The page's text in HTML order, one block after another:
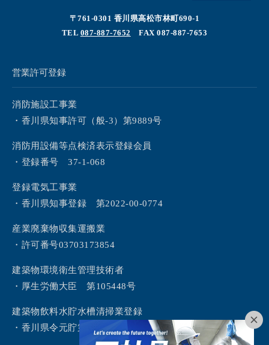
〒761-0301 香川県高松市林町690-1
TEL 087-887-7652 FAX 087-887-7653
営業許可登録
消防施設工事業
・香川県知事許可（般-3）第9889号
消防用設備等点検済表示登録会員
・登録番号 37-1-068
登録電気工事業
・香川県知事登録 第2022-00-0774
産業廃棄物収集運搬業
・許可番号03703173854
建築物環境衛生管理技術者
・厚生労働大臣 第105448号
建築物飲料水貯水槽清掃業登録
・香川県令元貯第2号